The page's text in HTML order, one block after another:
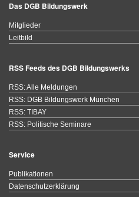
Das DGB Bildungswerk
Mitglieder
Leitbild
RSS Feeds des DGB Bildungswerks
RSS: Alle Meldungen
RSS: DGB Bildungswerk München
RSS: TIBAY
RSS: Politische Seminare
Service
Publikationen
Datenschutzerklärung